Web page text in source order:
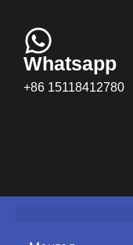
Whatsapp
+86 15118412780